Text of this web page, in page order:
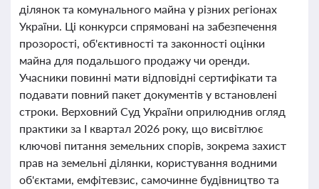
ділянок та комунального майна у різних регіонах
України. Ці конкурси спрямовані на забезпечення
прозорості, об'єктивності та законності оцінки
майна для подальшого продажу чи оренди.
Учасники повинні мати відповідні сертифікати та
подавати повний пакет документів у встановлені
строки. Верховний Суд України оприлюднив огляд
практики за І квартал 2026 року, що висвітлює
ключові питання земельних спорів, зокрема захист
прав на земельні ділянки, користування водними
об'єктами, емфітевзис, самочинне будівництво та